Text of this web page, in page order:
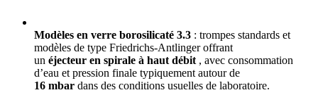
Modèles en verre borosilicaté 3.3 : trompes standards et
modèles de type Friedrichs-Antlinger offrant
un éjecteur en spirale à haut débit , avec consommation
d’eau et pression finale typiquement autour de
16 mbar dans des conditions usuelles de laboratoire.